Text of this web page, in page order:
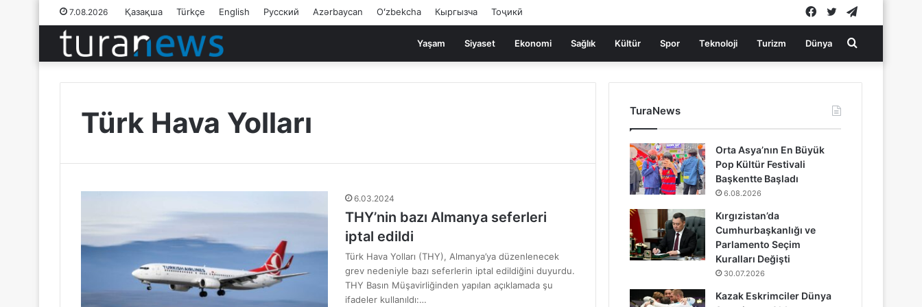
7.08.2026 Қазақша Türkçe English Русский Azərbaycan Oʻzbekcha Кыргызча Тоҷикӣ Twitter
Facebook
Yaşam Siyaset Ekonomi Sağlık Kültür Spor Teknoloji Turizm Dünya Arama
yap
Türk Hava Yolları
6.03.2024
THY’nin bazı Almanya seferleri
iptal edildi
Türk Hava Yolları (THY), Almanya’ya düzenlenecek
grev nedeniyle bazı seferlerin iptal edildiğini duyurdu.
THY Basın Müşavirliğinden yapılan açıklamada şu
ifadeler kullanıldı:…
TuraNews
Orta Asya’nın En Büyük
Pop Kültür Festivali
Başkentte Başladı
6.08.2026
Kırgızistan’da
Cumhurbaşkanlığı ve
Parlamento Seçim
Kuralları Değişti
30.07.2026
Kazak Eskrimciler Dünya